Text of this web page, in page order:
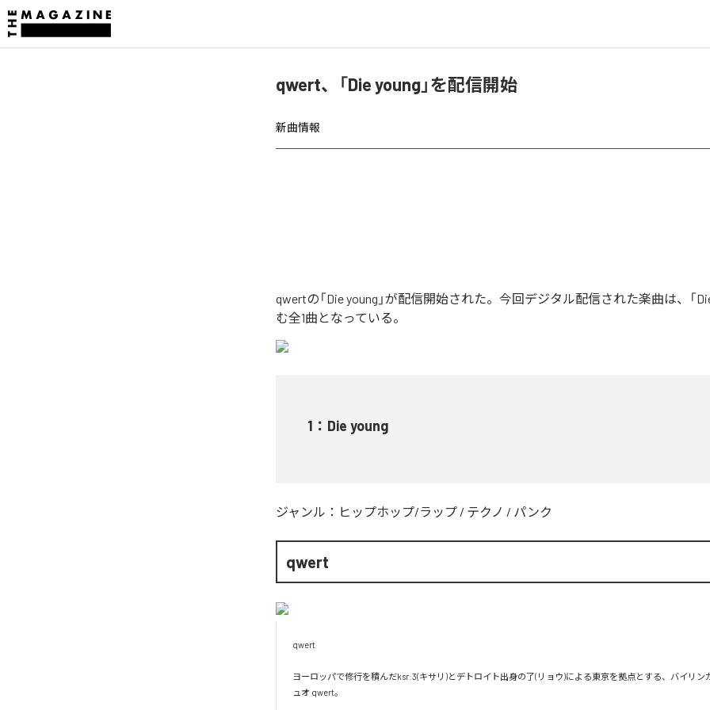
qwert、「Die young」を配信開始
新曲情報
qwertの「Die young」が配信開始された。今回デジタル配信された楽曲は、「
む全1曲となっている。
1 ： Die young
ジャンル： ヒップホップ/ラップ / テクノ / パンク
qwert
qwert
ヨーロッパで修行を積んだksr:3(キサリ)とデトロイト出身の了(リョウ)による東京を拠点とする、バイリン
ュオ qwert。